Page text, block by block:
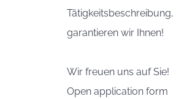
garantieren wir Ihnen!
Wir freuen uns auf Sie!
Open application form